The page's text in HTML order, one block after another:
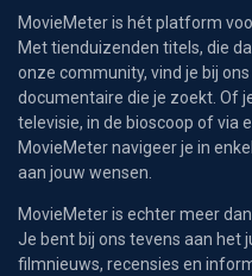
MovieMeter is hét platform
Met tienduizenden titels, die
onze community, vind je bij
documentaire die je zoekt. Of
televisie, in de bioscoop of via
MovieMeter navigeer je in
aan jouw wensen.
MovieMeter is echter meer
Je bent bij ons tevens aan het
filmnieuws, recensies en